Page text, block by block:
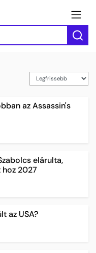
az Assassin's
elárulta,
2027
az USA?